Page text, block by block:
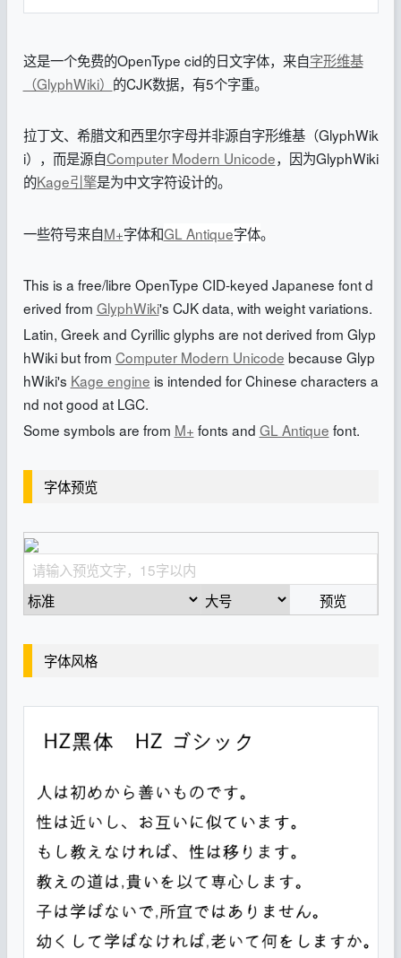
这是一个免费的OpenType cid的日文字体，来自字形维基
（GlyphWiki） 的CJK数据，有5个字重。
拉丁文、希腊文和西里尔字母并非源自字形维基（GlyphWik
i），而是源自Computer Modern Unicode，因为GlyphWiki
的Kage引擎是为中文字符设计的。
一些符号来自M+字体和GL Antique字体。
This is a free/libre OpenType CID-keyed Japanese font d
erived from GlyphWiki's CJK data, with weight variations.
Latin, Greek and Cyrillic glyphs are not derived from Glyp
hWiki but from Computer Modern Unicode because Glyp
hWiki's Kage engine is intended for Chinese characters a
nd not good at LGC.
Some symbols are from M+ fonts and GL Antique font.
字体预览
预览
字体风格